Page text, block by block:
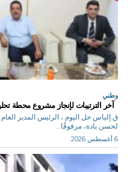
وطني
آخر الترتيبات لإنجاز مشروع محطة
لحسن بادة، مرفوقًا...
6 أغسطس 2026